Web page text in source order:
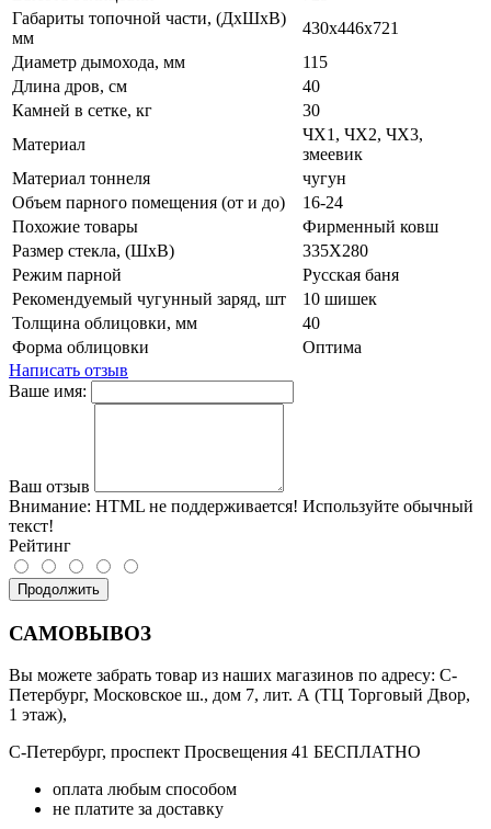
Габариты топочной части, (ДхШхВ)
мм
430х446х721
Диаметр дымохода, мм
115
Длина дров, см
40
Камней в сетке, кг
30
Материал
ЧХ1, ЧХ2, ЧХ3,
змеевик
Материал тоннеля
чугун
Объем парного помещения (от и до)
16-24
Похожие товары
Фирменный ковш
Размер стекла, (ШхВ)
335Х280
Режим парной
Русская баня
Рекомендуемый чугунный заряд, шт
10 шишек
Толщина облицовки, мм
40
Форма облицовки
Оптима
Написать отзыв
Ваше имя:
Ваш отзыв
Внимание: HTML не поддерживается! Используйте обычный
текст!
Рейтинг
Продолжить
САМОВЫВОЗ
Вы можете забрать товар из наших магазинов по адресу: С-
Петербург, Московское ш., дом 7, лит. А (ТЦ Торговый Двор,
1 этаж),
С-Петербург, проспект Просвещения 41 БЕСПЛАТНО
оплата любым способом
не платите за доставку